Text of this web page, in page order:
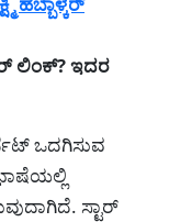
ಲಿಂಕ್? ಇದರ
ಒದಗಿಸುವ
ಸ್ಟಾರ್